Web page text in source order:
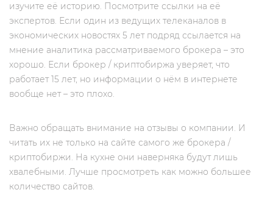
изучите её историю. Посмотрите ссылки на её
экспертов. Если один из ведущих телеканалов в
экономических новостях 5 лет подряд ссылается на
мнение аналитика рассматриваемого брокера – это
хорошо. Если брокер / криптобиржа уверяет, что
работает 15 лет, но информации о нём в интернете
вообще нет – это плохо.
Важно обращать внимание на отзывы о компании. И
читать их не только на сайте самого же брокера /
криптобиржи. На кухне они наверняка будут лишь
хвалебными. Лучше просмотреть как можно большее
количество сайтов.